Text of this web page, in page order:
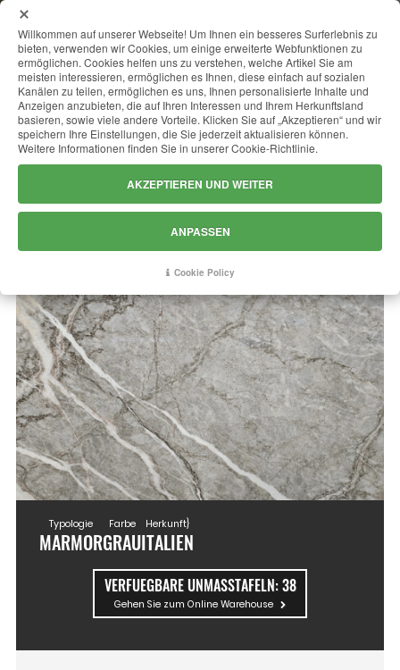
FIOR DI PESCO
Typologie
MARMOR
Farbe
GRAU
Herkunft}
ITALIEN
VERFUEGBARE UNMASSTAFELN:38
Gehen Sie zum Online Warehouse
Willkommen auf unserer Webseite! Um Ihnen ein besseres Surferlebnis zu
bieten, verwenden wir Cookies, um einige erweiterte Webfunktionen zu
ermöglichen. Cookies helfen uns zu verstehen, welche Artikel Sie am
meisten interessieren, ermöglichen es Ihnen, diese einfach auf sozialen
Kanälen zu teilen, ermöglichen es uns, Ihnen personalisierte Inhalte und
Anzeigen anzubieten, die auf Ihren Interessen und Ihrem Herkunftsland
basieren, sowie viele andere Vorteile. Klicken Sie auf „Akzeptieren“ und wir
speichern Ihre Einstellungen, die Sie jederzeit aktualisieren können.
Weitere Informationen finden Sie in unserer Cookie-Richtlinie.
AKZEPTIEREN UND WEITER
ANPASSEN
Cookie Policy